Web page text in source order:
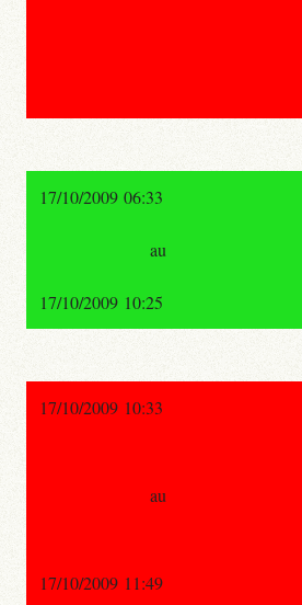
17/10/2009 06:33
au
17/10/2009 10:25
17/10/2009 10:33
au
17/10/2009 11:49